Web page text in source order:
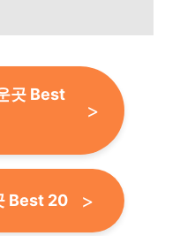
곳 Best
Best 20